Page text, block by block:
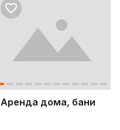
Аренда дома, бани